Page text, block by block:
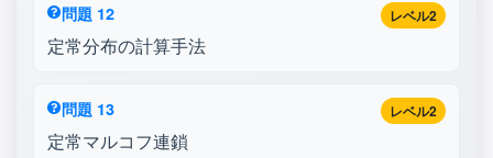
レベル2
問題 12
定常分布の計算手法
レベル2
問題 13
定常マルコフ連鎖